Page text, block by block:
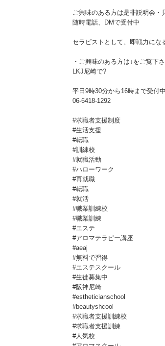
ご興味のある方は是非説明会
随時電話、DMで受付中
セラピストとして、即戦力にな
・ご興味のある方は↓をご覧下さ
LKJ尼崎で?
平日9時30分から16時まで受付中
06-6418-1292
#求職者支援制度
#生活支援
#転職
#訓練校
#就職活動
#ハローワーク
#再就職
#転職
#就活
#職業訓練校
#職業訓練
#エステ
#アロマテラピー講座
#aeaj
#無料で習得
#エステスクール
#生徒募集中
#阪神尼崎
#estheticianschool
#beautyshcool
#求職者支援訓練校
#求職者支援訓練
#人気校